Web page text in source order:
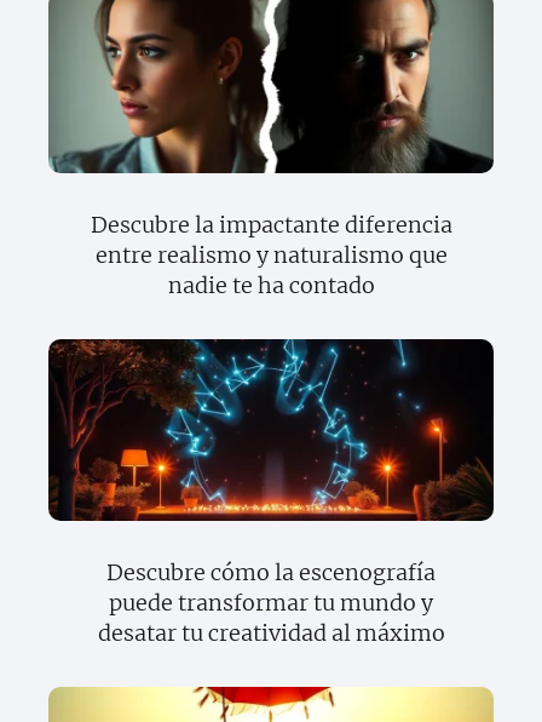
Descubre la impactante diferencia
entre realismo y naturalismo que
nadie te ha contado
Descubre cómo la escenografía
puede transformar tu mundo y
desatar tu creatividad al máximo